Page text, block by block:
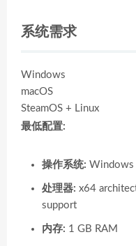
系统需求
Windows
macOS
SteamOS + Linux
最低配置:
操作系统:
处理器: x64
support
内存: 1 GB RAM